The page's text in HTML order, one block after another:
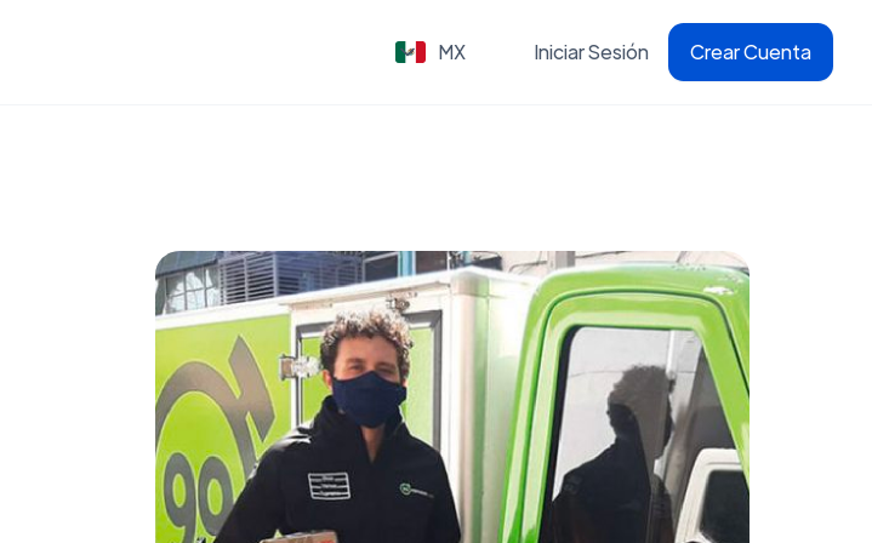
MX Iniciar Sesión Crear Cuenta